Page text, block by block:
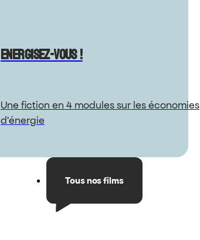
Energisez-vous !
Une fiction en 4 modules sur les économies
d’énergie
Tous nos films